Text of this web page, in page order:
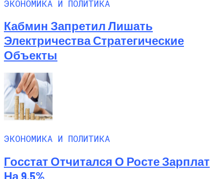
ЭКОНОМИКА И ПОЛИТИКА
Кабмин Запретил Лишать
Электричества Стратегические
Объекты
ЭКОНОМИКА И ПОЛИТИКА
Госстат Отчитался О Росте Зарплат
На 9,5%